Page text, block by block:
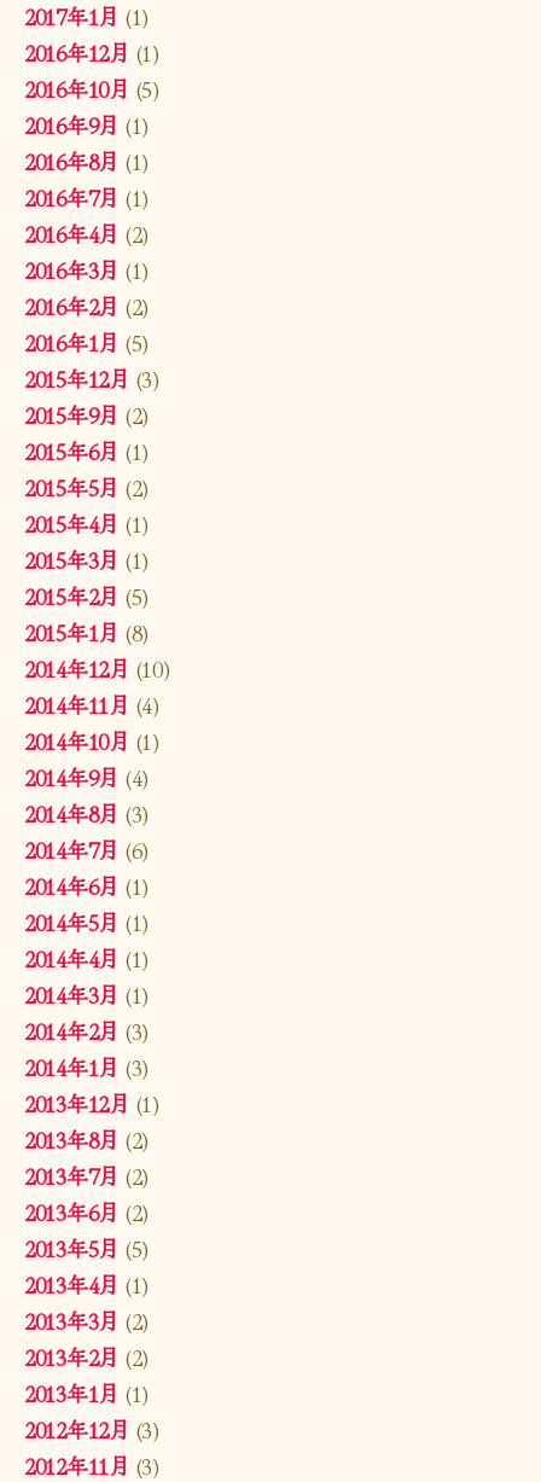
2017年1月 (1)
2016年12月 (1)
2016年10月 (5)
2016年9月 (1)
2016年8月 (1)
2016年7月 (1)
2016年4月 (2)
2016年3月 (1)
2016年2月 (2)
2016年1月 (5)
2015年12月 (3)
2015年9月 (2)
2015年6月 (1)
2015年5月 (2)
2015年4月 (1)
2015年3月 (1)
2015年2月 (5)
2015年1月 (8)
2014年12月 (10)
2014年11月 (4)
2014年10月 (1)
2014年9月 (4)
2014年8月 (3)
2014年7月 (6)
2014年6月 (1)
2014年5月 (1)
2014年4月 (1)
2014年3月 (1)
2014年2月 (3)
2014年1月 (3)
2013年12月 (1)
2013年8月 (2)
2013年7月 (2)
2013年6月 (2)
2013年5月 (5)
2013年4月 (1)
2013年3月 (2)
2013年2月 (2)
2013年1月 (1)
2012年12月 (3)
2012年11月 (3)